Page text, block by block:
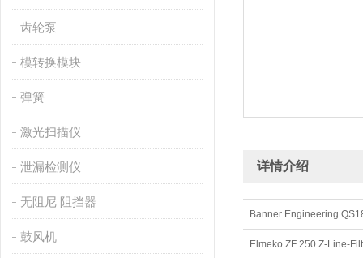
齿轮泵
模转换模块
弹簧
激光扫描仪
泄漏检测仪
无阻尼 阻挡器
鼓风机
详情介绍
Banner Engineering
Elmeko ZF 250 Z-Line-